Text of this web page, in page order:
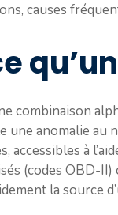
causes
combinaison
anomalie au
accessibles à
(codes OBD-
la source